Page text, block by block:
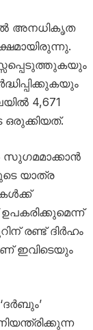
അനധികൃത
4,671
ഒരുക്കിയത്.
യാത്ര
രണ്ട് ദിർഹം
ഇവിടെയും